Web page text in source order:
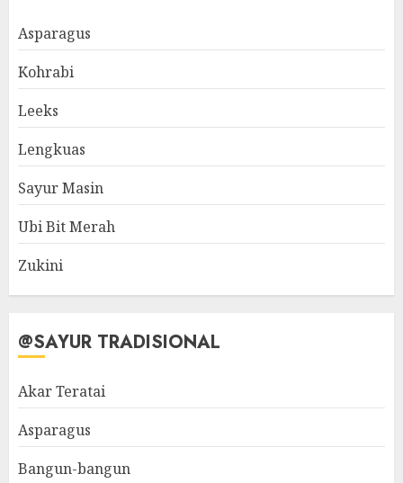
Asparagus
Kohrabi
Leeks
Lengkuas
Sayur Masin
Ubi Bit Merah
Zukini
@SAYUR TRADISIONAL
Akar Teratai
Asparagus
Bangun-bangun